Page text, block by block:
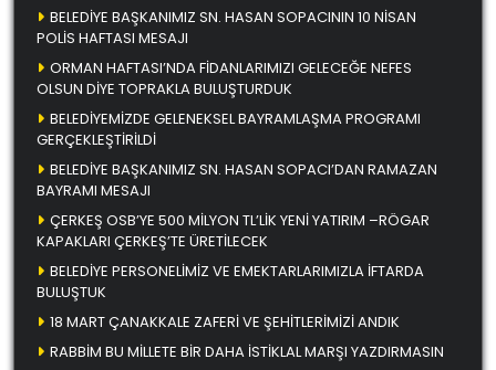
BELEDİYE BAŞKANIMIZ SN. HASAN SOPACININ 10 NİSAN
POLİS HAFTASI MESAJI
ORMAN HAFTASI’NDA FİDANLARIMIZI GELECEĞE NEFES
OLSUN DİYE TOPRAKLA BULUŞTURDUK
BELEDİYEMİZDE GELENEKSEL BAYRAMLAŞMA PROGRAMI
GERÇEKLEŞTİRİLDİ
BELEDİYE BAŞKANIMIZ SN. HASAN SOPACI’DAN RAMAZAN
BAYRAMI MESAJI
ÇERKEŞ OSB’YE 500 MİLYON TL’LİK YENİ YATIRIM –RÖGAR
KAPAKLARI ÇERKEŞ’TE ÜRETİLECEK
BELEDİYE PERSONELİMİZ VE EMEKTARLARIMIZLA İFTARDA
BULUŞTUK
18 MART ÇANAKKALE ZAFERİ VE ŞEHİTLERİMİZİ ANDIK
RABBİM BU MİLLETE BİR DAHA İSTİKLAL MARŞI YAZDIRMASIN